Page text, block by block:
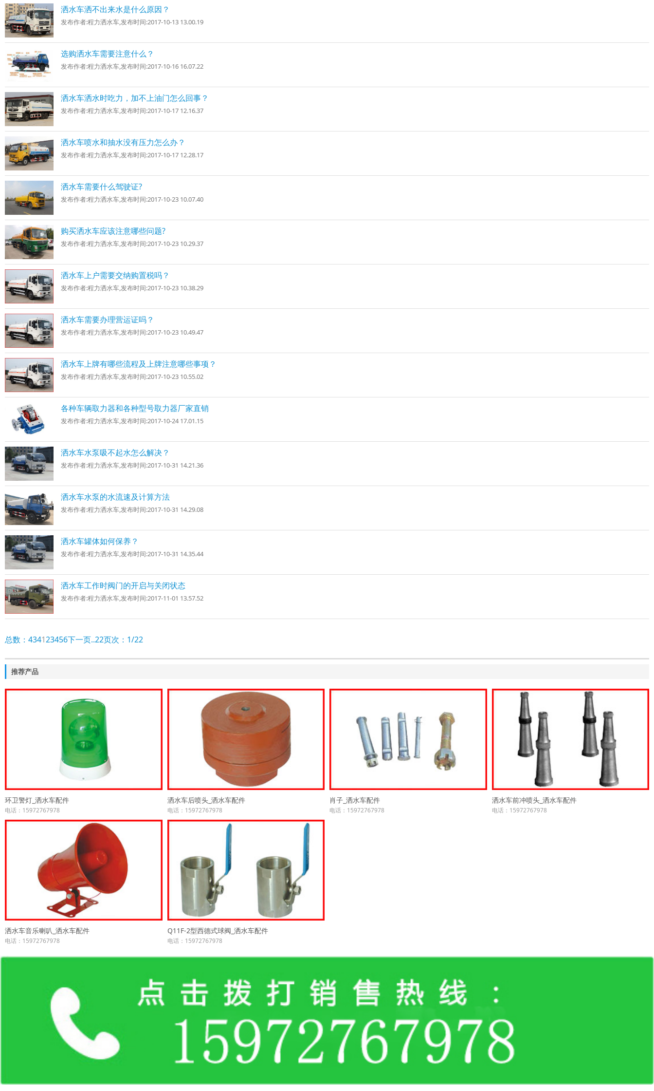
洒水车洒不出来水是什么原因？
发布作者:程力洒水车,发布时间:2017-10-13 13.00.19
选购洒水车需要注意什么？
发布作者:程力洒水车,发布时间:2017-10-16 16.07.22
洒水车洒水时吃力，加不上油门怎么回事？
发布作者:程力洒水车,发布时间:2017-10-17 12.16.37
洒水车喷水和抽水没有压力怎么办？
发布作者:程力洒水车,发布时间:2017-10-17 12.28.17
洒水车需要什么驾驶证?
发布作者:程力洒水车,发布时间:2017-10-23 10.07.40
购买洒水车应该注意哪些问题?
发布作者:程力洒水车,发布时间:2017-10-23 10.29.37
洒水车上户需要交纳购置税吗？
发布作者:程力洒水车,发布时间:2017-10-23 10.38.29
洒水车需要办理营运证吗？
发布作者:程力洒水车,发布时间:2017-10-23 10.49.47
洒水车上牌有哪些流程及上牌注意哪些事项？
发布作者:程力洒水车,发布时间:2017-10-23 10.55.02
各种车辆取力器和各种型号取力器厂家直销
发布作者:程力洒水车,发布时间:2017-10-24 17.01.15
洒水车水泵吸不起水怎么解决？
发布作者:程力洒水车,发布时间:2017-10-31 14.21.36
洒水车水泵的水流速及计算方法
发布作者:程力洒水车,发布时间:2017-10-31 14.29.08
洒水车罐体如何保养？
发布作者:程力洒水车,发布时间:2017-10-31 14.35.44
洒水车工作时阀门的开启与关闭状态
发布作者:程力洒水车,发布时间:2017-11-01 13.57.52
总数：434123456下一页..22页次：1/22
推荐产品
环卫警灯_洒水车配件
电话：15972767978
洒水车后喷头_洒水车配件
电话：15972767978
肖子_洒水车配件
电话：15972767978
洒水车前冲喷头_洒水车配件
电话：15972767978
洒水车音乐喇叭_洒水车配件
电话：15972767978
Q11F-2型西德式球阀_洒水车配件
电话：15972767978